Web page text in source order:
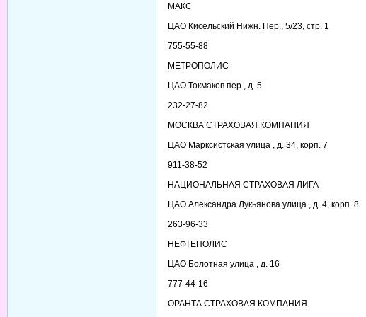
МАКС
ЦАО Кисельский Нижн. Пер., 5/23, стр. 1
755-55-88
МЕТРОПОЛИС
ЦАО Токмаков пер., д. 5
232-27-82
МОСКВА СТРАХОВАЯ КОМПАНИЯ
ЦАО Марксистская улица , д. 34, корп. 7
911-38-52
НАЦИОНАЛЬНАЯ СТРАХОВАЯ ЛИГА
ЦАО Александра Лукьянова улица , д. 4, корп. 8
263-96-33
НЕФТЕПОЛИС
ЦАО Болотная улица , д. 16
777-44-16
ОРАНТА СТРАХОВАЯ КОМПАНИЯ